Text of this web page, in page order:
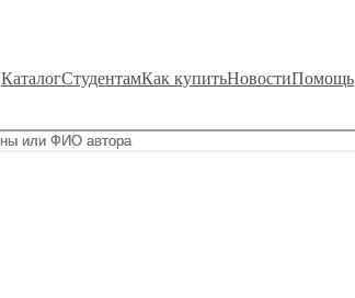
КаталогСтудентамКак купитьНовостиПомощь